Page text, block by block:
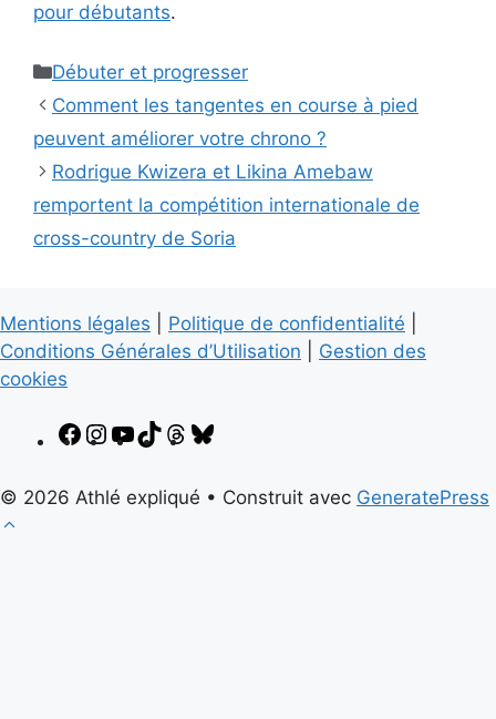
pour débutants.
Catégories
Débuter et progresser
Comment les tangentes en course à pied
peuvent améliorer votre chrono ?
Rodrigue Kwizera et Likina Amebaw
remportent la compétition internationale de
cross-country de Soria
Mentions légales Politique de confidentialité
Conditions Générales d’Utilisation
Gestion des
cookies
Facebook
Instagram
YouTube
TikTokThreads
© 2026 Athlé expliqué • Construit avec GeneratePress